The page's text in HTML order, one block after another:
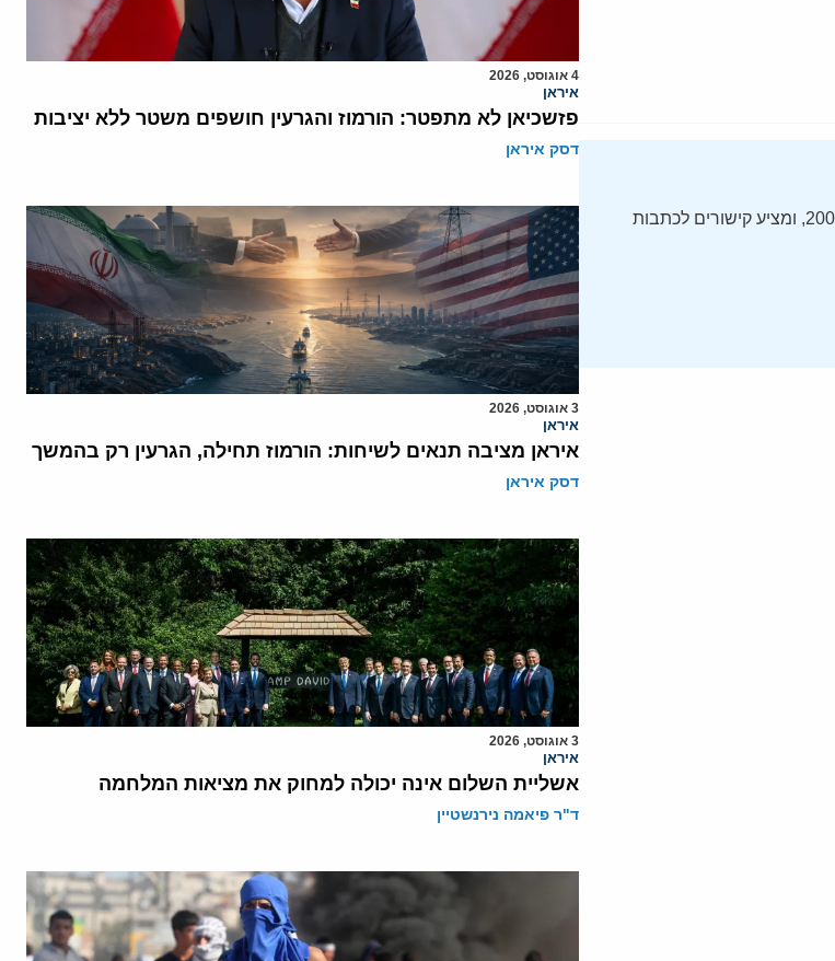
ה-Daily Alert הידוע – תקציר חדשות ישראל, מופק על ידי המרכז הירושלמי מאז 2002, ומציע קישורים לכתבות
4 אוגוסט, 2026
איראן
פזשכיאן לא מתפטר: הורמוז והגרעין חושפים משטר ללא יציבות
דסק איראן
3 אוגוסט, 2026
איראן
איראן מציבה תנאים לשיחות: הורמוז תחילה, הגרעין רק בהמשך
דסק איראן
3 אוגוסט, 2026
איראן
אשליית השלום אינה יכולה למחוק את מציאות המלחמה
ד"ר פיאמה נירנשטיין